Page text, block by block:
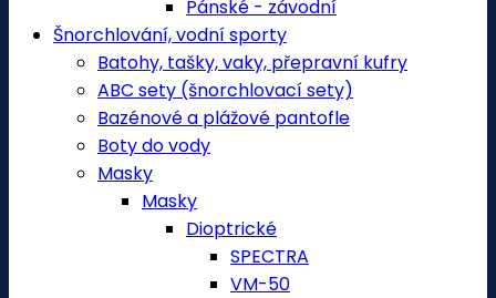
Pánské - závodní
Šnorchlování, vodní sporty
Batohy, tašky, vaky, přepravní kufry
ABC sety (šnorchlovací sety)
Bazénové a plážové pantofle
Boty do vody
Masky
Masky
Dioptrické
SPECTRA
VM-50